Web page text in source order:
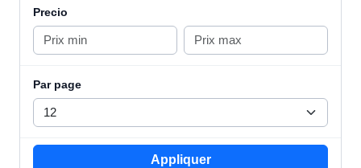
Precio
Par page
Appliquer